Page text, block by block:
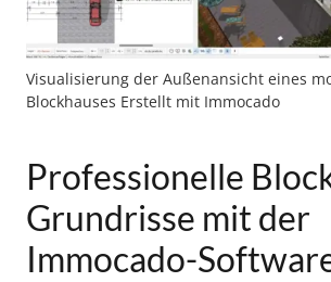
Visualisierung der Außenansicht eines
Blockhauses Erstellt mit Immocado
Professionelle
Grundrisse mit der
Immocado-